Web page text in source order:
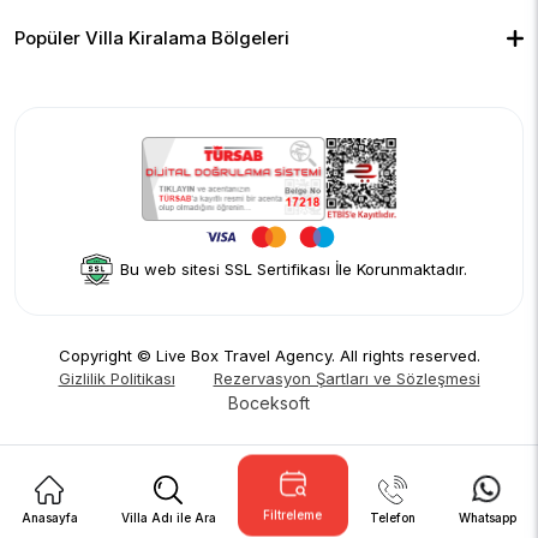
Merkeze Yakın Villalar
Yorumlar
Hakkımızda
Popüler Villa Kiralama Bölgeleri
Bu web sitesi SSL Sertifikası İle Korunmaktadır.
Copyright © Live Box Travel Agency. All rights reserved.
Gizlilik Politikası
Rezervasyon Şartları ve Sözleşmesi
Boceksoft
Anasayfa Villa Adı ile Ara
Filtreleme
Telefon
Whatsapp